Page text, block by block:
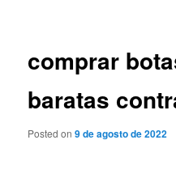
comprar
baratas
Posted on9 de agosto de 2022